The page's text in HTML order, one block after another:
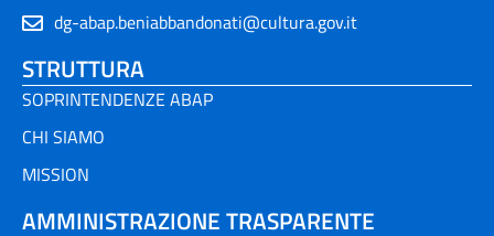
dg-abap.beniabbandonati@cultura.gov.it
STRUTTURA
SOPRINTENDENZE ABAP
CHI SIAMO
MISSION
AMMINISTRAZIONE TRASPARENTE